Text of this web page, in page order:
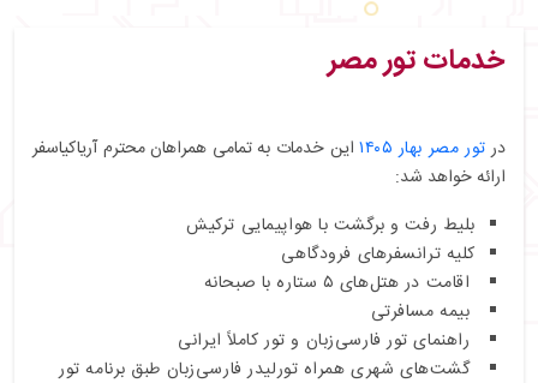
خدمات تور مصر
در تور مصر بهار ۱۴۰۵
این خدمات به تمامی همراهان محترم آریاکیاسفر
ارائه خواهد شد:
بلیط رفت و برگشت با هواپیمایی ترکیش
کلیه ترانسفرهای فرودگاهی
اقامت در هتل‌های ۵ ستاره با صبحانه
بیمه مسافرتی
راهنمای تور فارسی‌زبان و تور کاملاً ایرانی
گشت‌های شهری همراه تورلیدر فارسی‌زبان طبق برنامه تور